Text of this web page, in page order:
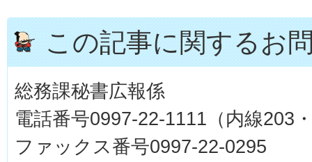
この記事に関するお
総務課秘書広報係
電話番号0997-22-1111（内線203
ファックス番号0997-22-0295